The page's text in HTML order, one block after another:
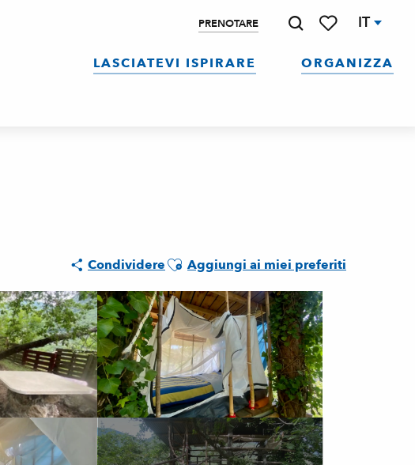
PRENOTARE IT
LASCIATEVI ISPIRARE ORGANIZZA
CondividereAjouter aux favoris
Aggiungi ai miei preferiti